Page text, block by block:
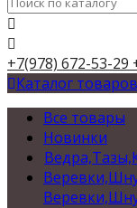
+7(978) 672-53-29
Каталог товаров
Все товары
Новинки